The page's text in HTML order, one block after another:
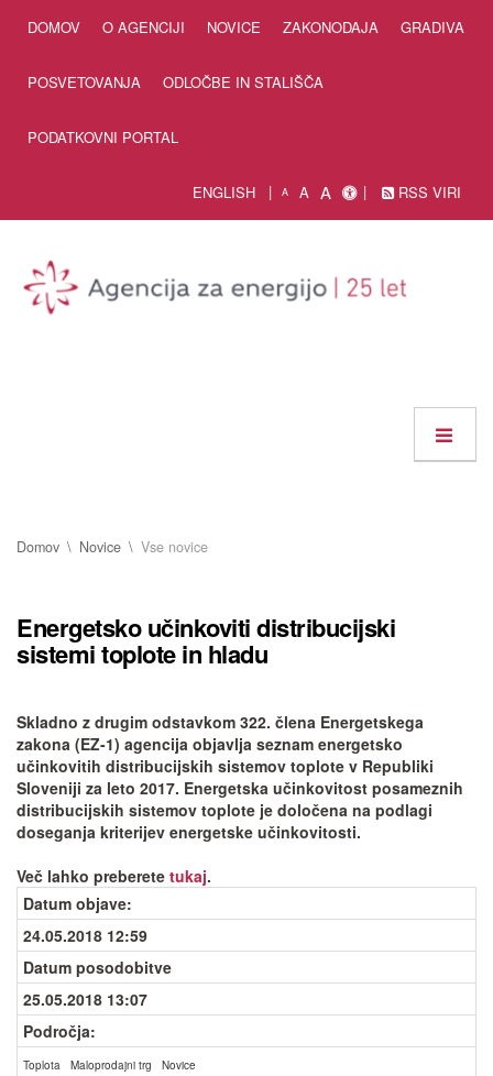
DOMOV O AGENCIJI NOVICE ZAKONODAJA GRADIVA
POSVETOVANJA ODLOČBE IN STALIŠČA
PODATKOVNI PORTAL
ENGLISH A A A RSS VIRI
Domov Novice Vse novice
Energetsko učinkoviti distribucijski
sistemi toplote in hladu
Skladno z drugim odstavkom 322. člena Energetskega
zakona (EZ-1) agencija objavlja seznam energetsko
učinkovitih distribucijskih sistemov toplote v Republiki
Sloveniji za leto 2017. Energetska učinkovitost posameznih
distribucijskih sistemov toplote je določena na podlagi
doseganja kriterijev energetske učinkovitosti.
Več lahko preberete tukaj.
Datum objave:
24.05.2018 12:59
Datum posodobitve
25.05.2018 13:07
Področja:
Toplota Maloprodajni trg Novice